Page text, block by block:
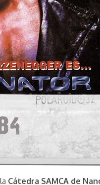
Cátedra SAMCA de